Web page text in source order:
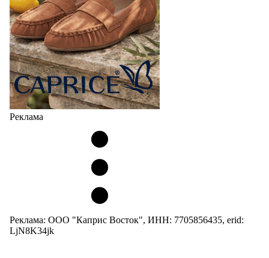
Реклама
Реклама: ООО "Каприс Восток", ИНН: 7705856435, erid:
LjN8K34jk